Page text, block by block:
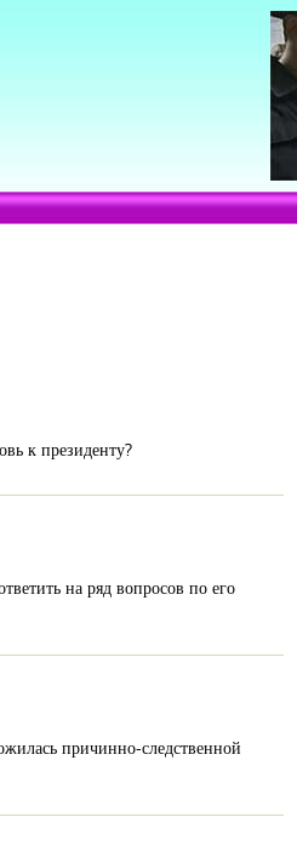
к президенту?
на ряд вопросов по его
причинно-следственной